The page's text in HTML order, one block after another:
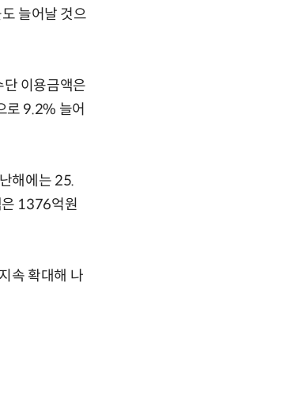
늘어날 것으
이용금액은
로 9.2% 늘어
해에는 25.
1376억원
속 확대해 나